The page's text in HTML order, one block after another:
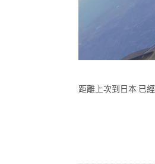
距離上次到日本 已